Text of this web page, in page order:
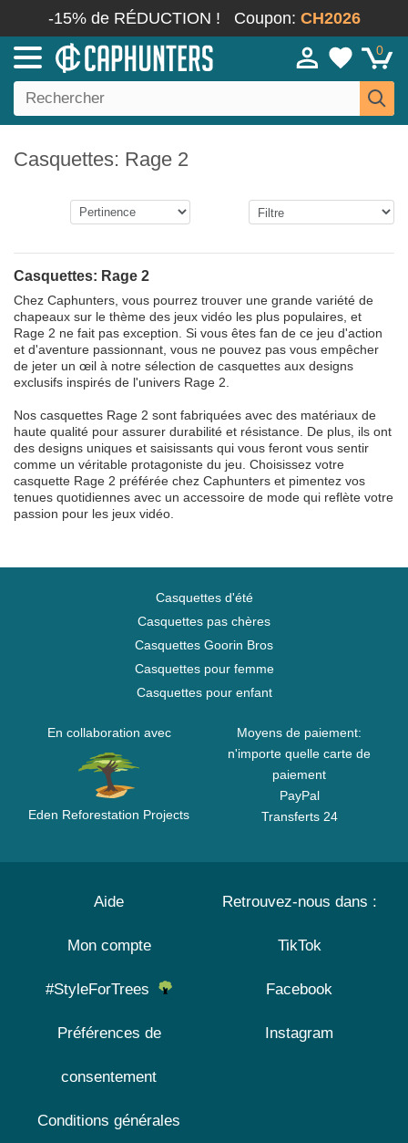
-15% de RÉDUCTION ! Coupon: CH2026
0
Casquettes: Rage 2
Casquettes: Rage 2
Chez Caphunters, vous pourrez trouver une grande variété de
chapeaux sur le thème des jeux vidéo les plus populaires, et
Rage 2 ne fait pas exception. Si vous êtes fan de ce jeu d'action
et d'aventure passionnant, vous ne pouvez pas vous empêcher
de jeter un œil à notre sélection de casquettes aux designs
exclusifs inspirés de l'univers Rage 2.
Nos casquettes Rage 2 sont fabriquées avec des matériaux de
haute qualité pour assurer durabilité et résistance. De plus, ils ont
des designs uniques et saisissants qui vous feront vous sentir
comme un véritable protagoniste du jeu. Choisissez votre
casquette Rage 2 préférée chez Caphunters et pimentez vos
tenues quotidiennes avec un accessoire de mode qui reflète votre
passion pour les jeux vidéo.
Casquettes d'été
Casquettes pas chères
Casquettes Goorin Bros
Casquettes pour femme
Casquettes pour enfant
En collaboration avec
Eden Reforestation Projects
Moyens de paiement:
n'importe quelle carte de
paiement
PayPal
Transferts 24
Aide
Mon compte
#StyleForTrees
Préférences de
consentement
Conditions générales
Retrouvez-nous dans :
TikTok
Facebook
Instagram